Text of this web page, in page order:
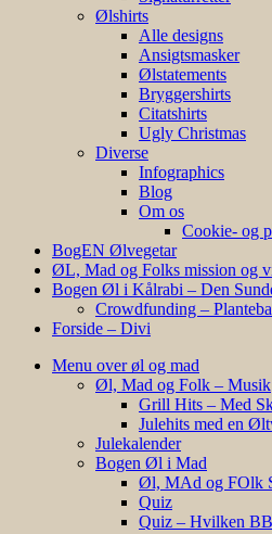
Ølshirts
Alle designs
Ansigtsmasker
Ølstatements
Bryggershirts
Citatshirts
Ugly Christmas
Diverse
Infographics
Blog
Om os
Cookie- og
BogEN Ølvegetar
ØL, Mad og Folks mission og
Bogen Øl i Kålrabi – Den
Crowdfunding –
Forside – Divi
Menu over øl og mad
Øl, Mad og Folk – Musik
Grill Hits – Med
Julehits med en
Julekalender
Bogen Øl i Mad
Øl, MAd og FOlk
Quiz
Quiz – Hvilken